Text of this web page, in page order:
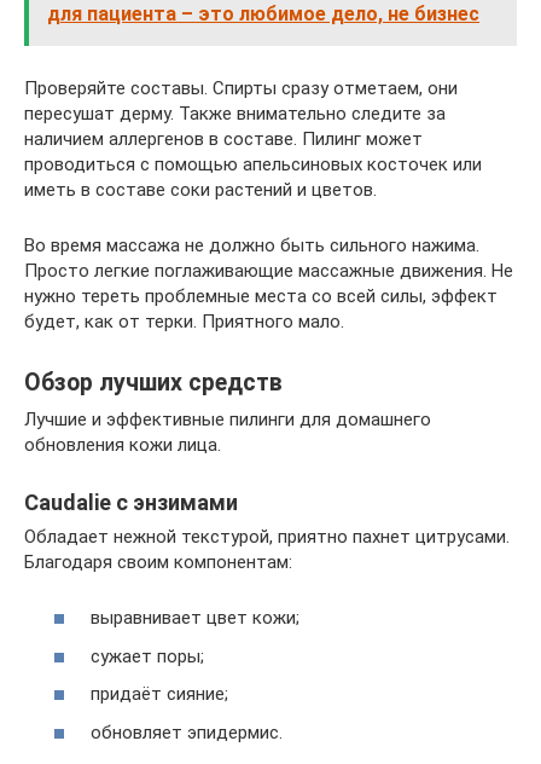
для пациента – это любимое дело, не бизнес
Проверяйте составы. Спирты сразу отметаем, они
пересушат дерму. Также внимательно следите за
наличием аллергенов в составе. Пилинг может
проводиться с помощью апельсиновых косточек или
иметь в составе соки растений и цветов.
Во время массажа не должно быть сильного нажима.
Просто легкие поглаживающие массажные движения. Не
нужно тереть проблемные места со всей силы, эффект
будет, как от терки. Приятного мало.
Обзор лучших средств
Лучшие и эффективные пилинги для домашнего
обновления кожи лица.
Caudalie с энзимами
Обладает нежной текстурой, приятно пахнет цитрусами.
Благодаря своим компонентам:
выравнивает цвет кожи;
сужает поры;
придаёт сияние;
обновляет эпидермис.